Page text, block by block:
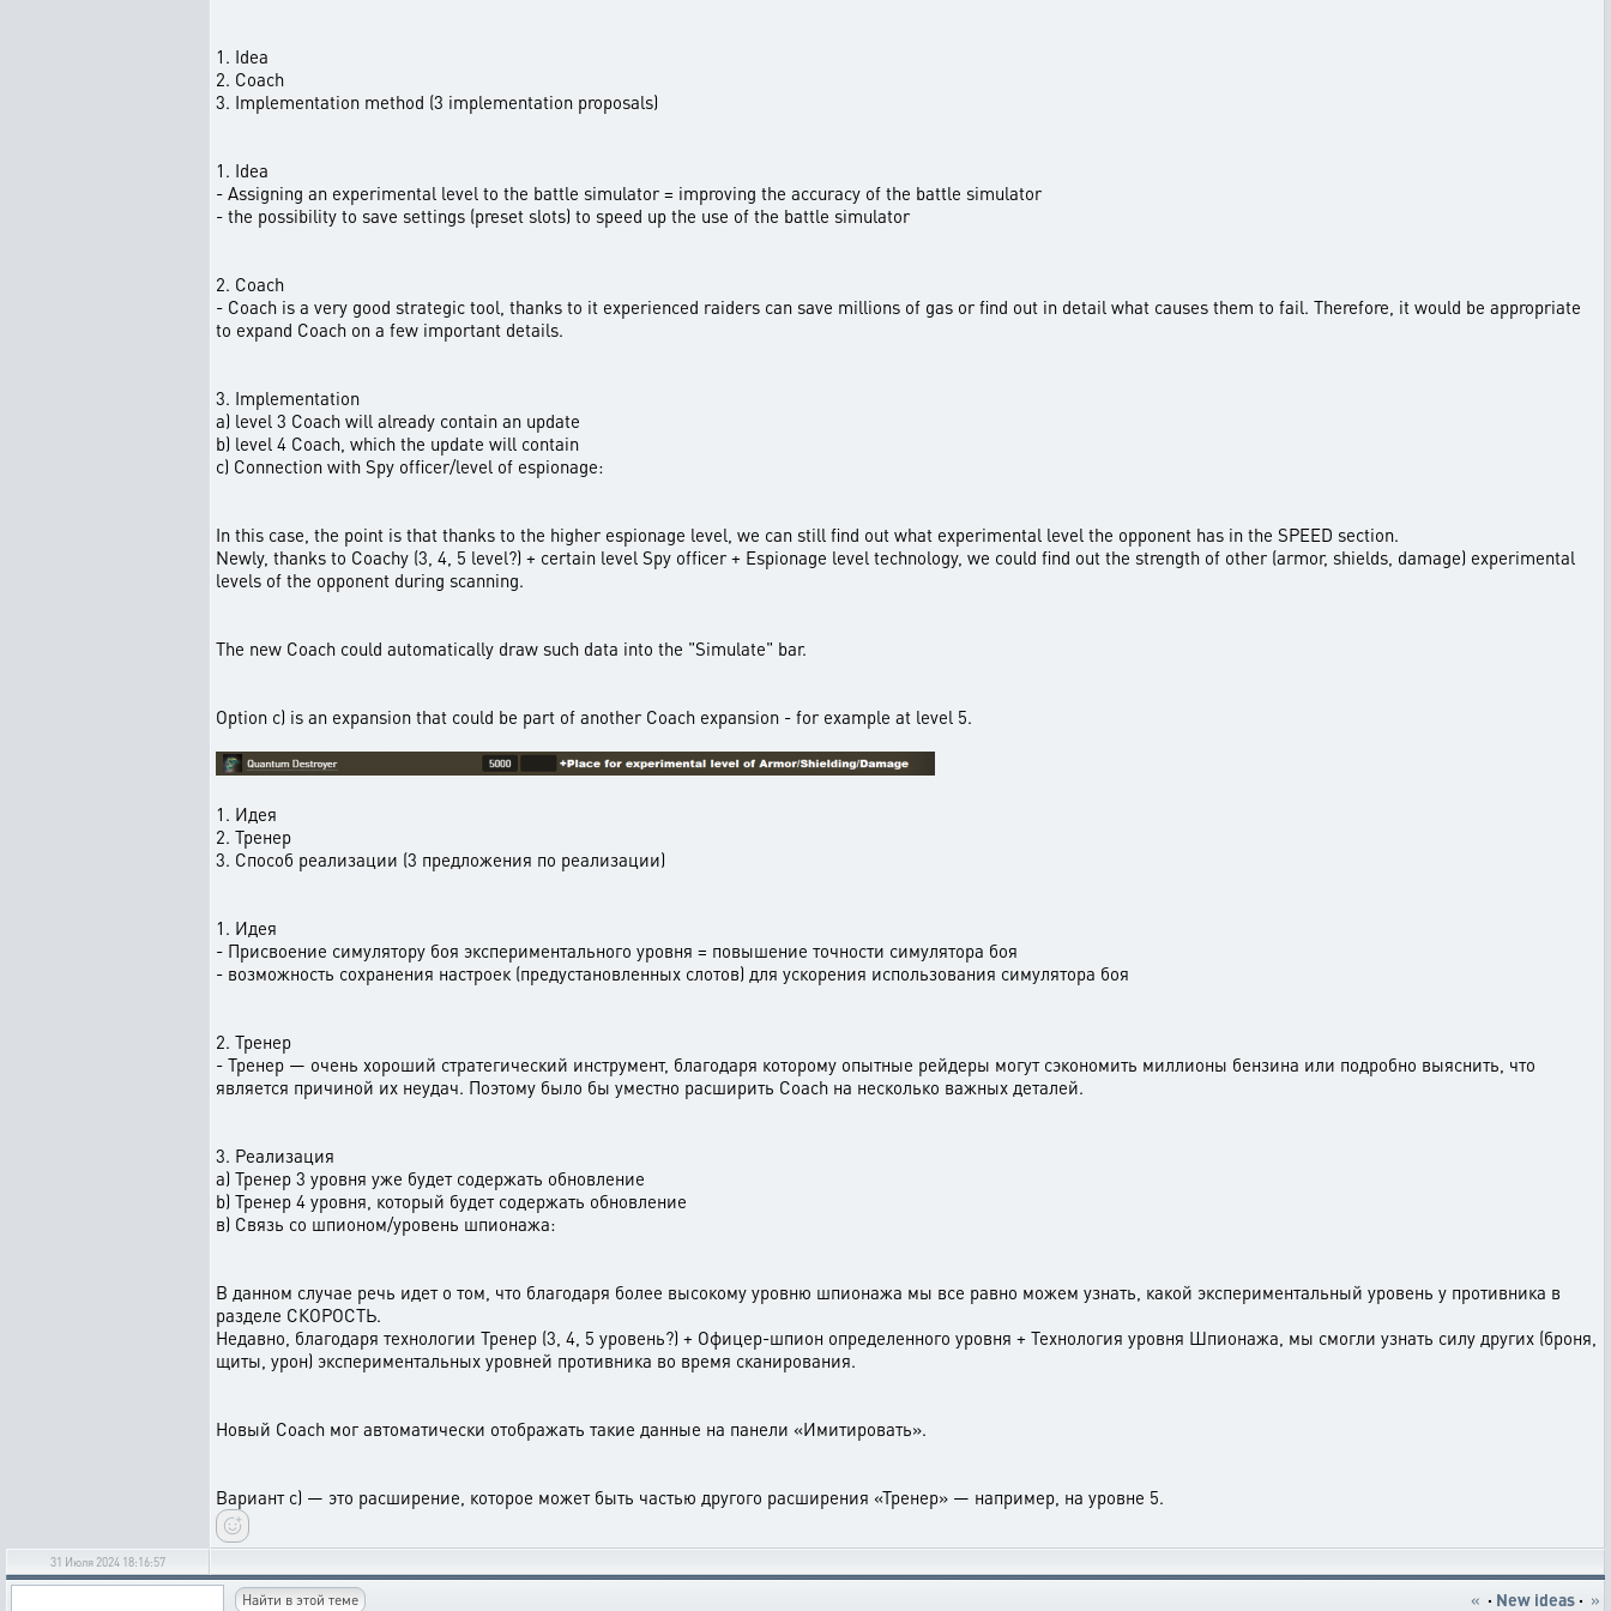
1. Idea
2. Coach
3. Implementation method (3 implementation proposals)
1. Idea
- Assigning an experimental level to the battle simulator = improving the accuracy of the battle simulator
- the possibility to save settings (preset slots) to speed up the use of the battle simulator
2. Coach
- Coach is a very good strategic tool, thanks to it experienced raiders can save millions of gas or find out in detail what causes them to fail. Therefore, it would be appropriate
to expand Coach on a few important details.
3. Implementation
a) level 3 Coach will already contain an update
b) level 4 Coach, which the update will contain
c) Connection with Spy officer/level of espionage:
In this case, the point is that thanks to the higher espionage level, we can still find out what experimental level the opponent has in the SPEED section.
Newly, thanks to Coachy (3, 4, 5 level?) + certain level Spy officer + Espionage level technology, we could find out the strength of other (armor, shields, damage) experimental
levels of the opponent during scanning.
The new Coach could automatically draw such data into the "Simulate" bar.
Option c) is an expansion that could be part of another Coach expansion - for example at level 5.
1. Идея
2. Тренер
3. Способ реализации (3 предложения по реализации)
1. Идея
- Присвоение симулятору боя экспериментального уровня = повышение точности симулятора боя
- возможность сохранения настроек (предустановленных слотов) для ускорения использования симулятора боя
2. Тренер
- Тренер — очень хороший стратегический инструмент, благодаря которому опытные рейдеры могут сэкономить миллионы бензина или подробно выяснить, что
является причиной их неудач. Поэтому было бы уместно расширить Coach на несколько важных деталей.
3. Реализация
а) Тренер 3 уровня уже будет содержать обновление
b) Тренер 4 уровня, который будет содержать обновление
в) Связь со шпионом/уровень шпионажа:
В данном случае речь идет о том, что благодаря более высокому уровню шпионажа мы все равно можем узнать, какой экспериментальный уровень у противника в
разделе СКОРОСТЬ.
Недавно, благодаря технологии Тренер (3, 4, 5 уровень?) + Офицер-шпион определенного уровня + Технология уровня Шпионажа, мы смогли узнать силу других (броня,
щиты, урон) экспериментальных уровней противника во время сканирования.
Новый Coach мог автоматически отображать такие данные на панели «Имитировать».
Вариант c) — это расширение, которое может быть частью другого расширения «Тренер» — например, на уровне 5.
31 Июля 2024 18:16:57
« · New ideas · »